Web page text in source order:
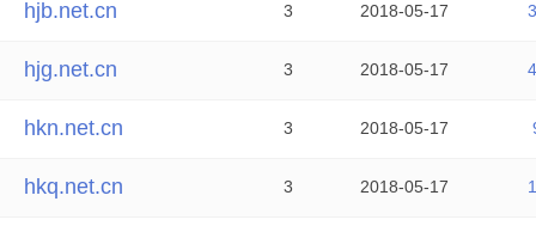
hjb.net.cn 3 2018-05-17
hjg.net.cn 3 2018-05-17
hkn.net.cn 3 2018-05-17
hkq.net.cn 3 2018-05-17